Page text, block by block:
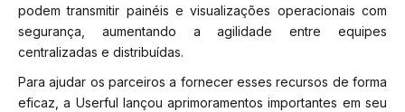
podem transmitir painéis e visualizações operacionais com
segurança, aumentando a agilidade entre equipes
centralizadas e distribuídas.
Para ajudar os parceiros a fornecer esses recursos de forma
eficaz, a Userful lançou aprimoramentos importantes em seu